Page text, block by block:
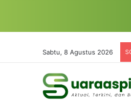
Sabtu, 8 Agustus 2026